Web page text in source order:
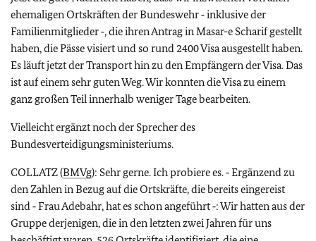
ehemaligen Ortskräften der Bundeswehr ‑ inklusive der
Familienmitglieder ‑, die ihren Antrag in Masar-e Scharif gestellt
haben, die Pässe visiert und so rund 2400 Visa ausgestellt haben.
Es läuft jetzt der Transport hin zu den Empfängern der Visa. Das
ist auf einem sehr guten Weg. Wir konnten die Visa zu einem
ganz großen Teil innerhalb weniger Tage bearbeiten.
Vielleicht ergänzt noch der Sprecher des
Bundesverteidigungsministeriums.
COLLATZ (BMVg): Sehr gerne. Ich probiere es. ‑ Ergänzend zu
den Zahlen in Bezug auf die Ortskräfte, die bereits eingereist
sind ‑ Frau Adebahr, hat es schon angeführt ‑: Wir hatten aus der
Gruppe derjenigen, die in den letzten zwei Jahren für uns